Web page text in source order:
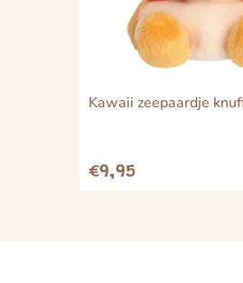
Kawaii zeepaardje
€9,95